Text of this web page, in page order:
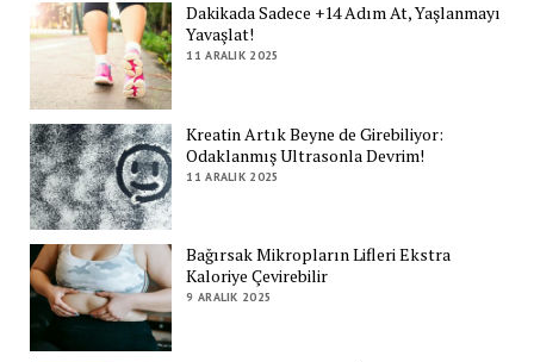
Dakikada Sadece +14 Adım At, Yaşlanmayı
Yavaşlat!
11 ARALIK 2025
Kreatin Artık Beyne de Girebiliyor:
Odaklanmış Ultrasonla Devrim!
11 ARALIK 2025
Bağırsak Mikropların Lifleri Ekstra
Kaloriye Çevirebilir
9 ARALIK 2025